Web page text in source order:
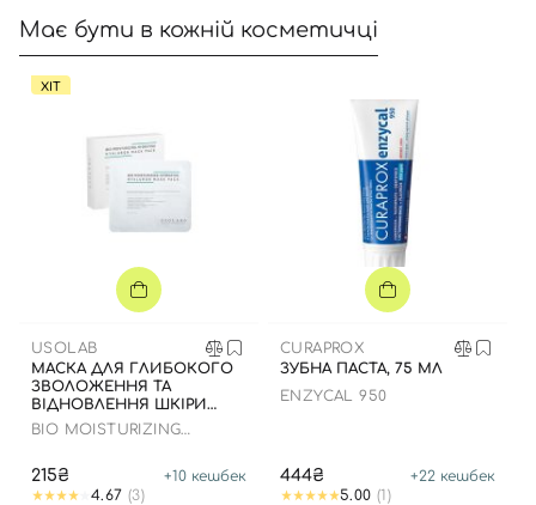
Має бути в кожній косметичці
ХІТ
USOLAB
МАСКА ДЛЯ ГЛИБОКОГО
ЗВОЛОЖЕННЯ ТА
ВІДНОВЛЕННЯ ШКІРИ
ОБЛИЧЧЯ З
BIO MOISTURIZING
215₴ +10 кешбек
4.67 (3)
CURAPROX
ЗУБНА ПАСТА, 75 МЛ
ENZYCAL 950
444₴ +22 кешбек
5.00 (1)